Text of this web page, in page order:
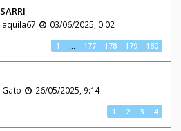
aquila67
03/06/2025, 0:02
1 … 177 178 179 180
Gato
26/05/2025, 9:14
1 2 3 4